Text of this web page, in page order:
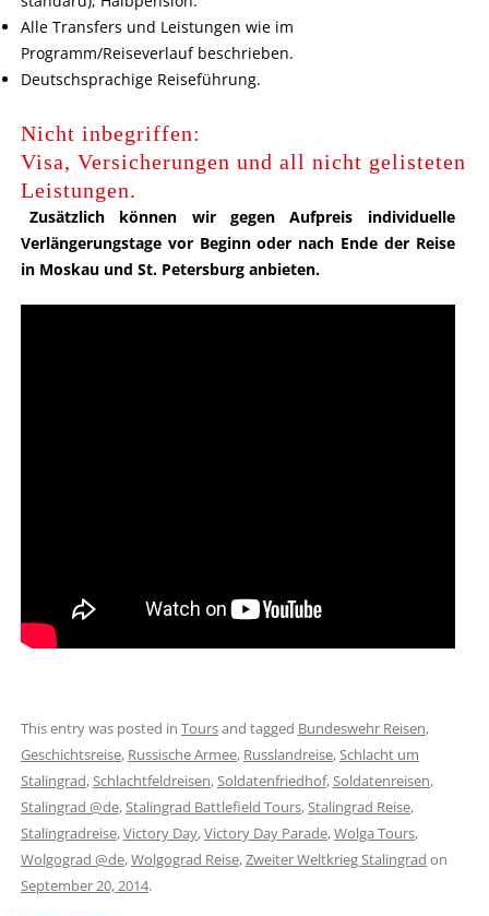
Alle Transfers und Leistungen wie im
Programm/Reiseverlauf beschrieben.
Deutschsprachige Reiseführung.
Nicht inbegriffen:
Visa, Versicherungen und all nicht gelisteten
Leistungen.
Zusätzlich können wir gegen Aufpreis individuelle
Verlängerungstage vor Beginn oder nach Ende der Reise
in Moskau und St. Petersburg anbieten.
This entry was posted in Toursand tagged Bundeswehr Reisen,
Geschichtsreise, Russische Armee, Russlandreise,Schlacht um
Stalingrad,Schlachtfeldreisen,Soldatenfriedhof,Soldatenreisen,
Stalingrad @de,Stalingrad Battlefield Tours,Stalingrad Reise,
Stalingradreise,Victory Day,Victory Day Parade,Wolga Tours,
Wolgograd @de,Wolgograd Reise,Zweiter Weltkrieg Stalingrad on
September 20, 2014.